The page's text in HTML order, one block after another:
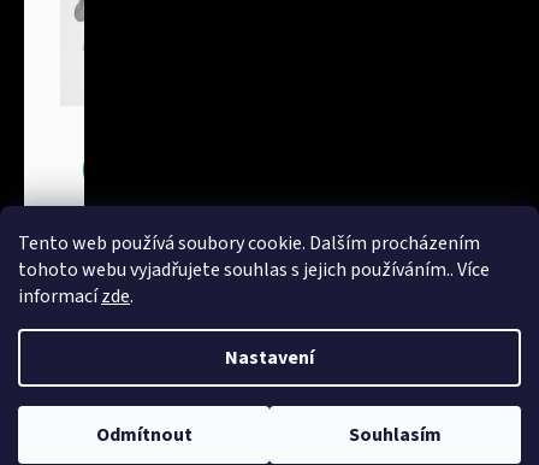
Tento web používá soubory cookie. Dalším procházením
tohoto webu vyjadřujete souhlas s jejich používáním.. Více
informacízde.
Nastavení
Odmítnout Souhlasím
Vytvořil Shoptet
Copyright 2026
NakupTextil - reklamní textil Adler / Malfini -
potisk textilu, výšivky
. Všechna práva vyhrazena.Upravit